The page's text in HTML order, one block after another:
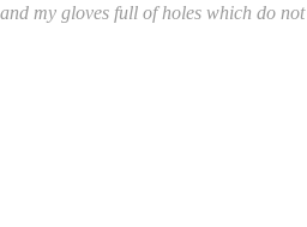
my gloves full of holes which do